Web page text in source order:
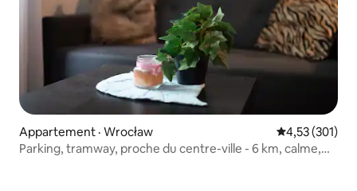
Appartement · Wrocław Note
4,53 (301)
Parking, tramway, proche du centre-ville - 6 km, calme,